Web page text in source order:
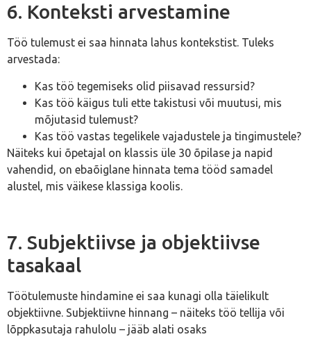
6. Konteksti arvestamine
Töö tulemust ei saa hinnata lahus kontekstist. Tuleks
arvestada:
Kas töö tegemiseks olid piisavad ressursid?
Kas töö käigus tuli ette takistusi või muutusi, mis
mõjutasid tulemust?
Kas töö vastas tegelikele vajadustele ja tingimustele?
Näiteks kui õpetajal on klassis üle 30 õpilase ja napid
vahendid, on ebaõiglane hinnata tema tööd samadel
alustel, mis väikese klassiga koolis.
7. Subjektiivse ja objektiivse
tasakaal
Töötulemuste hindamine ei saa kunagi olla täielikult
objektiivne. Subjektiivne hinnang – näiteks töö tellija või
lõppkasutaja rahulolu – jääb alati osaks